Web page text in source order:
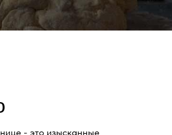
- это изысканные